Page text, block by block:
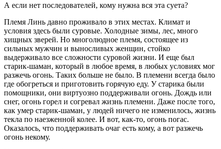
А если нет последователей, кому нужна вся эта суета?
Племя Линь давно проживало в этих местах. Климат и
условия здесь были суровые. Холодные зимы, лес, много
хищных зверей. Но многолюдное племя, состоящее из
сильных мужчин и выносливых женщин, стойко
выдерживало все сложности суровой жизни. И еще был
старик-шаман, который в любое время, в любых условиях мог
разжечь огонь. Таких больше не было. В племени всегда было
где обогреться и приготовить горячую еду. У старика были
помощники, они виртуозно поддерживали огонь. Дождь или
снег, огонь горел и согревал жизнь племени. Даже после того,
как умер старик-шаман, у людей ничего не изменилось, жизнь
текла по наезженной колее. И вот, как-то, огонь погас.
Оказалось, что поддерживать очаг есть кому, а вот разжечь
огонь некому.